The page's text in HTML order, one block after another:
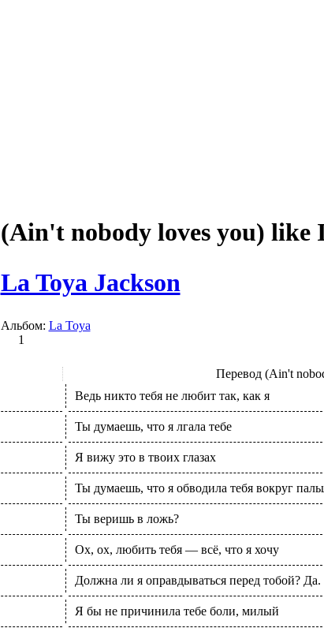
(Ain't nobody loves you) like
La Toya Jackson
Альбом: La Toya
1
Перевод (Ain't
Ведь никто тебя не любит так, как я
Ты думаешь, что я лгала тебе
Я вижу это в твоих глазах
Ты думаешь, что я обводила тебя вокруг
Ты веришь в ложь?
Ох, ох, любить тебя — всё, что я хочу
Должна ли я оправдываться перед тобой? Да.
Я бы не причинила тебе боли, милый